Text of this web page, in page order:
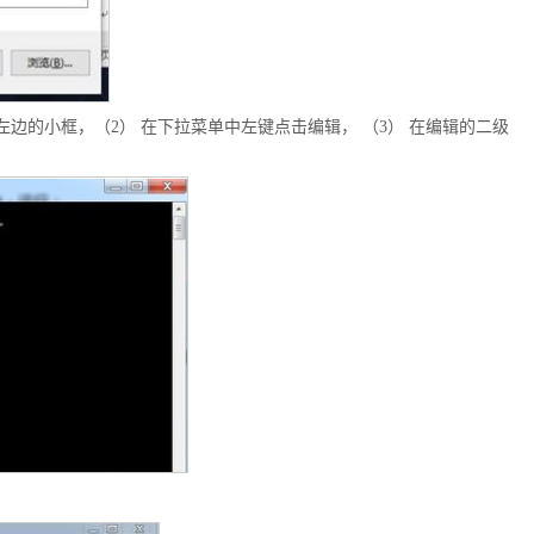
的小框，（2） 在下拉菜单中左键点击编辑， （3） 在编辑的二级